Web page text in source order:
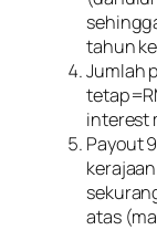
tahun
Jumlah
interest
Payout
atas